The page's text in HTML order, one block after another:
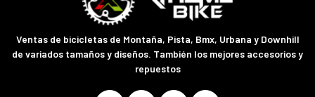
Ventas de bicicletas de Montaña, Pista, Bmx, Urbana y Downhill
de variados tamaños y diseños. También los mejores accesorios y
repuestos